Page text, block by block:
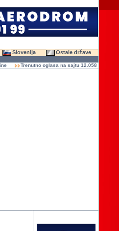
Slovenija Ostale države
Trenutno oglasa na sajtu 12.058 (47.587 slika)